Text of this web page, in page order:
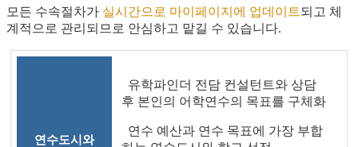
모든 수속절차가 실시간으로 마이페이지에 업데이트되고 체
계적으로 관리되므로 안심하고 맡길 수 있습니다.
연수도시와
유학파인더 전담 컨설턴트와 상담
후 본인의 어학연수의 목표를 구체화
연수 예산과 연수 목표에 가장 부합